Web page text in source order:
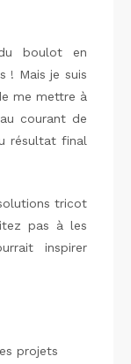
boulot en
! Mais je suis
me mettre à
courant de
résultat final
tricot
pas à les
inspirer
projets